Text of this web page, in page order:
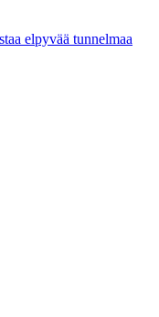
elpyvää tunnelmaa